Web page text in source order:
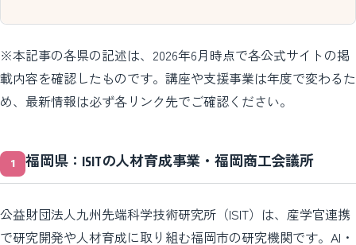
※本記事の各県の記述は、2026年6月時点で各公式サイトの掲
載内容を確認したものです。講座や支援事業は年度で変わるた
め、最新情報は必ず各リンク先でご確認ください。
福岡県：ISITの人材育成事業・福岡商工会議所
公益財団法人九州先端科学技術研究所（ISIT）は、産学官連携
で研究開発や人材育成に取り組む福岡市の研究機関です。AI・